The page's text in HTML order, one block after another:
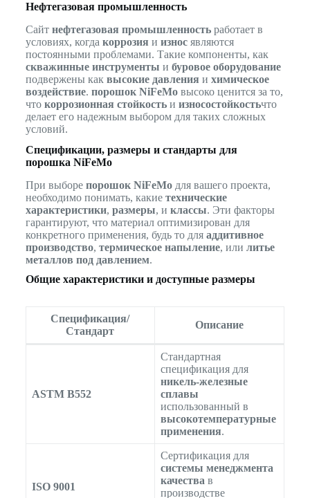
Нефтегазовая промышленность
Сайт нефтегазовая промышленностьработает в
условиях, когда коррозия и износявляются
постоянными проблемами. Такие компоненты, как
скважинные инструменты и буровое оборудование
подвержены как высокие давления и химическое
воздействие. порошок NiFeMoвысоко ценится за то,
что коррозионная стойкостьи износостойкостьчто
делает его надежным выбором для таких сложных
условий.
Спецификации, размеры и стандарты для
порошка NiFeMo
При выборе порошок NiFeMoдля вашего проекта,
необходимо понимать, какие технические
характеристики, размеры, и классы. Эти факторы
гарантируют, что материал оптимизирован для
конкретного применения, будь то для аддитивное
производство, термическое напыление, или литье
металлов под давлением.
Общие характеристики и доступные размеры
Спецификация/
Стандарт
Описание
ASTM B552
Стандартная
спецификация для
никель-железные
сплавы
использованный в
высокотемпературные
применения.
ISO 9001
Сертификация для
системы менеджмента
качества в
производстве